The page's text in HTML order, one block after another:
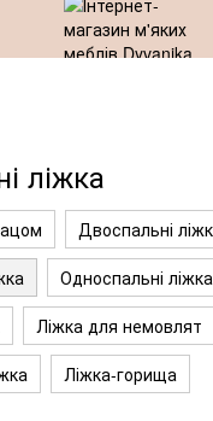
ліжка
Двоспальні
Односпальні ліжка
Ліжка для немовлят
Ліжка-горища